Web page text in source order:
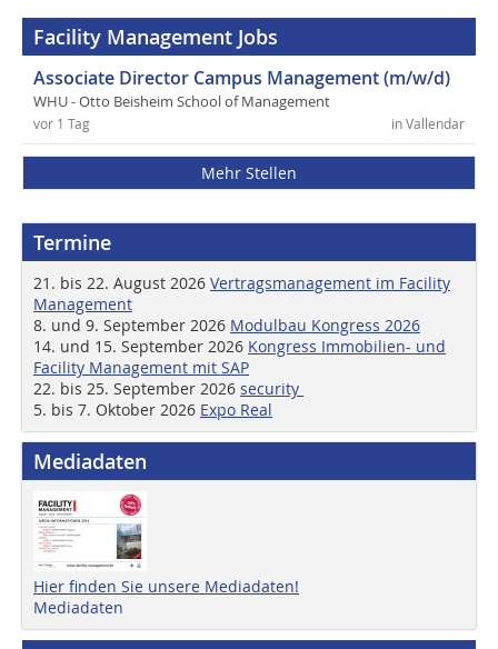
Facility Management Jobs
Associate Director Campus Management (m/w/d)
WHU - Otto Beisheim School of Management
in Vallendar
vor 1 Tag
Mehr Stellen
Termine
21. bis 22. August 2026 Vertragsmanagement im Facility
Management
8. und 9. September 2026 Modulbau Kongress 2026
14. und 15. September 2026 Kongress Immobilien- und
Facility Management mit SAP
22. bis 25. September 2026 security
5. bis 7. Oktober 2026 Expo Real
Mediadaten
Hier finden Sie unsere Mediadaten!
Mediadaten